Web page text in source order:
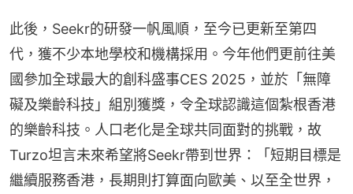
此後，Seekr的研發一帆風順，至今已更新至第四
代，獲不少本地學校和機構採用。今年他們更前往美
國參加全球最大的創科盛事CES 2025，並於「無障
礙及樂齡科技」組別獲獎，令全球認識這個紮根香港
的樂齡科技。人口老化是全球共同面對的挑戰，故
Turzo坦言未來希望將Seekr帶到世界：「短期目標是
繼續服務香港，長期則打算面向歐美、以至全世界，